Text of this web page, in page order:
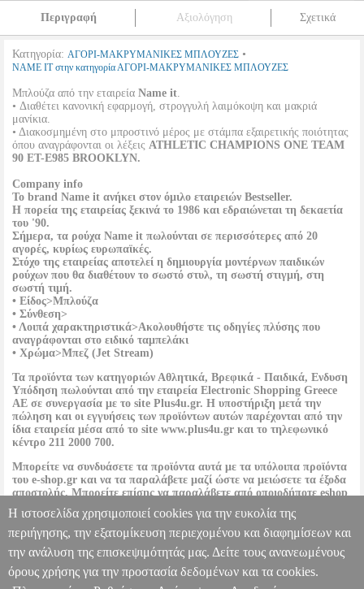
Περιγραφή Αξιολόγηση Σχετικά
Κατηγορία: ΑΓΟΡΙ-ΜΑΚΡΥΜΑΝΙΚΕΣ ΜΠΛΟΥΖΕΣ •
NAME IT στην κατηγορία ΑΓΟΡΙ-ΜΑΚΡΥΜΑΝΙΚΕΣ ΜΠΛΟΥΖΕΣ
Μπλούζα από την εταιρεία Name it.
• Διαθέτει κανονική εφαρμογή, στρογγυλή λαιμόκοψη και μακριά
μανίκια.
• Διακοσμημένη στο μπροστινό μέρος με στάμπα εξαιρετικής ποιότητας
όπου αναγράφονται οι λέξεις ATHLETIC CHAMPIONS ONE TEAM
90 ET-E985 BROOKLYN.
Company info
Το brand Name it ανήκει στον όμιλο εταιρειών Bestseller.
Η πορεία της εταιρείας ξεκινά το 1986 και εδραιώνεται τη δεκαετία
του '90.
Σήμερα, τα ρούχα Name it πωλούνται σε περισσότερες από 20
αγορές, κυρίως ευρωπαϊκές.
Στόχο της εταιρείας αποτελεί η δημιουργία μοντέρνων παιδικών
ρούχων που θα διαθέτουν το σωστό στυλ, τη σωστή στιγμή, στη
σωστή τιμή.
• Είδος>Μπλούζα
• Σύνθεση>
• Λοιπά χαρακτηριστικά>Ακολουθήστε τις οδηγίες πλύσης που
αναγράφονται στο ειδικό ταμπελάκι
• Χρώμα>Μπεζ (Jet Stream)
Τα προϊόντα των κατηγοριών Αθλητικά, Βρεφικά - Παιδικά, Ενδυση
Υπόδηση πωλούνται από την εταιρεία Electronic Shopping Greece
ΑΕ σε συνεργασία με το site Plus4u.gr. Η υποστήριξη μετά την
πώληση και οι εγγυήσεις των προϊόντων αυτών παρέχονται από την
ίδια εταιρεία μέσα από το site www.plus4u.gr και το τηλεφωνικό
κέντρο 211 2000 700.
Μπορείτε να συνδυάσετε τα προϊόντα αυτά με τα υπόλοιπα προϊόντα
του e-shop.gr και να τα παραλάβετε μαζί ώστε να μειώσετε τα έξοδα
αποστολής. Μπορείτε επίσης να παραλάβετε από οποιοδήποτε eshop
point με μηδενικά έξοδα αποστολής ανεξαρτήτως ύψους
παραγγελίας!
ΜΠΛΟΥΖΑ ΜΑΚΡΥΜΑΝΙΚΗ NAME IT 13220315
NKMVAGNO ΜΠΕΖ PL1.152094207 PL1.152094207 NAME IT
NAME IT
ΑΓΟΡΙ-ΜΑΚΡΥΜΑΝΙΚΕΣ ΜΠΛΟΥΖΕΣ
Η ιστοσελίδα χρησιμοποιεί cookies για την ευκολία της
περιήγησης, την εξατομίκευση περιεχομένου και διαφημίσεων και
την ανάλυση της επισκεψιμότητάς μας. Δείτε τους ανανεωμένους
όρους χρήσης για την προστασία δεδομένων και τα cookies.